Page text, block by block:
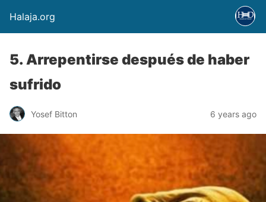
Halaja.org
5. Arrepentirse después de haber
sufrido
Yosef Bitton 6 years ago